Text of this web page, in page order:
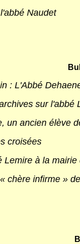
Naudet
: L'Abbé
sur
un ancien élève
croisées
Lemire à la
chère infirme »